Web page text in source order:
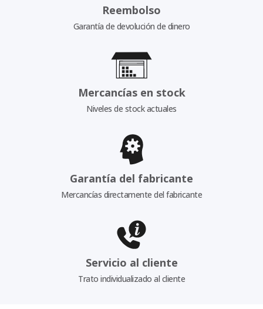
Reembolso
Garantía de devolución de dinero
Mercancías en stock
Niveles de stock actuales
Garantía del fabricante
Mercancías directamente del fabricante
Servicio al cliente
Trato individualizado al cliente